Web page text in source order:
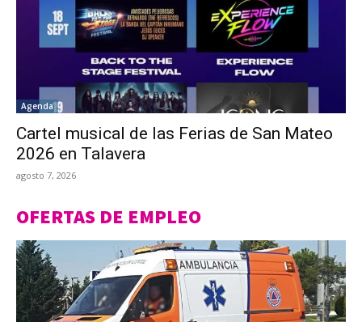
Agenda
Cartel musical de las Ferias de San Mateo
2026 en Talavera
agosto 7, 2026
OFERTAS DE EMPLEO